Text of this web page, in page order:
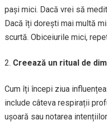
pași mici. Dacă vrei să
Dacă îți dorești mai multă
scurtă. Obiceiurile mici,
Creează un ritual de
Cum îți începi ziua
include câteva respirații
ușoară sau notarea